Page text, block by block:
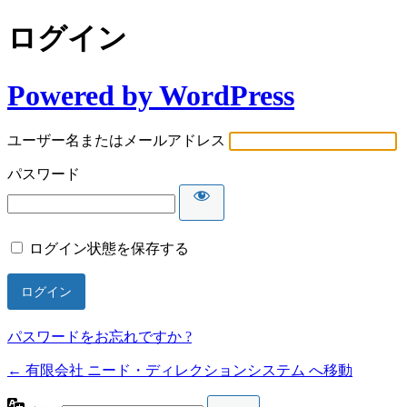
ログイン
Powered by WordPress
ユーザー名またはメールアドレス
パスワード
ログイン状態を保存する
パスワードをお忘れですか ?
← 有限会社 ニード・ディレクションシステム へ移動